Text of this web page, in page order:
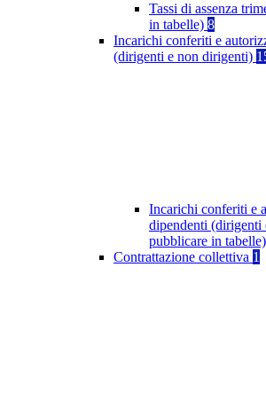
Tassi di assenza
in tabelle) 8
Incarichi conferiti e
(dirigenti e non dirigenti)
Incarichi conferiti e
dipendenti (dirigenti
pubblicare in tabelle)
Contrattazione collettiva 1